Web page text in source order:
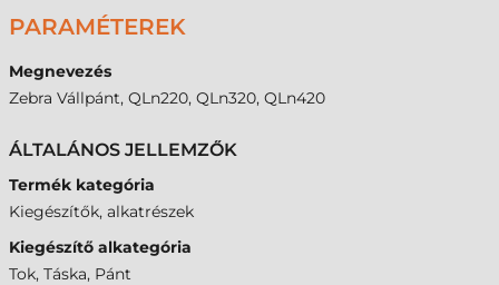
PARAMÉTEREK
Megnevezés
Zebra Vállpánt, QLn220, QLn320, QLn420
ÁLTALÁNOS JELLEMZŐK
Termék kategória
Kiegészítők, alkatrészek
Kiegészítő alkategória
Tok, Táska, Pánt